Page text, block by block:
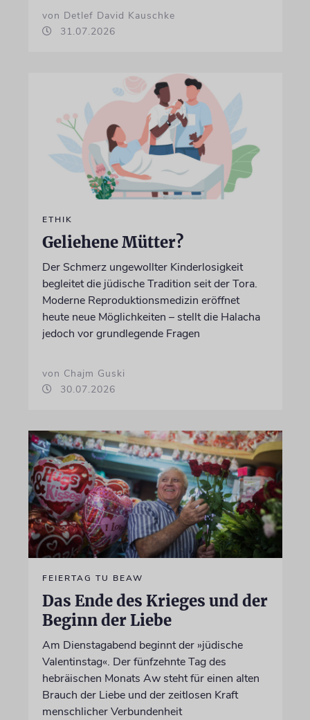
von Detlef David Kauschke
31.07.2026
ETHIK
Geliehene Mütter?
Der Schmerz ungewollter Kinderlosigkeit
begleitet die jüdische Tradition seit der Tora.
Moderne Reproduktionsmedizin eröffnet
heute neue Möglichkeiten – stellt die Halacha
jedoch vor grundlegende Fragen
von Chajm Guski
30.07.2026
FEIERTAG TU BEAW
Das Ende des Krieges und der
Beginn der Liebe
Am Dienstagabend beginnt der »jüdische
Valentinstag«. Der fünfzehnte Tag des
hebräischen Monats Aw steht für einen alten
Brauch der Liebe und der zeitlosen Kraft
menschlicher Verbundenheit